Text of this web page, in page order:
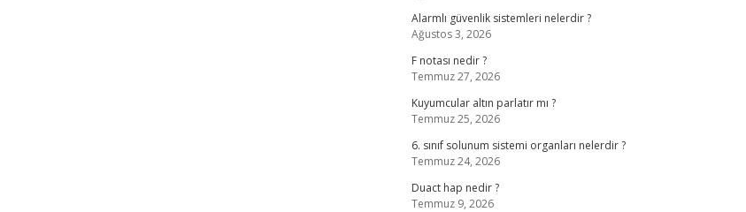
Alarmlı güvenlik sistemleri nelerdir ?
Ağustos 3, 2026
F notası nedir ?
Temmuz 27, 2026
Kuyumcular altın parlatır mı ?
Temmuz 25, 2026
6. sınıf solunum sistemi organları nelerdir ?
Temmuz 24, 2026
Duact hap nedir ?
Temmuz 9, 2026